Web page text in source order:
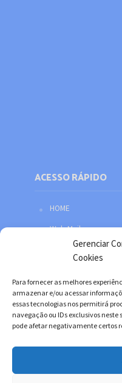
Gerenciar
Cookies
Para fornecer as melhores
armazenar e/ou acessar
essas tecnologias nos permitirá
navegação ou IDs exclusivos
pode afetar negativamente certos
ACESSO RÁPIDO
HOME
Web Mail
Política de
Facebook
Twitter
YouTube
Instagram